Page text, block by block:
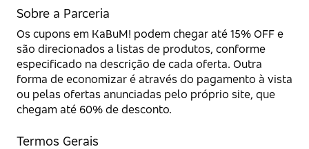
Sobre a Parceria
Os cupons em KaBuM! podem chegar até 15% OFF e
são direcionados a listas de produtos, conforme
especificado na descrição de cada oferta. Outra
forma de economizar é através do pagamento à vista
ou pelas ofertas anunciadas pelo próprio site, que
chegam até 60% de desconto.
Termos Gerais